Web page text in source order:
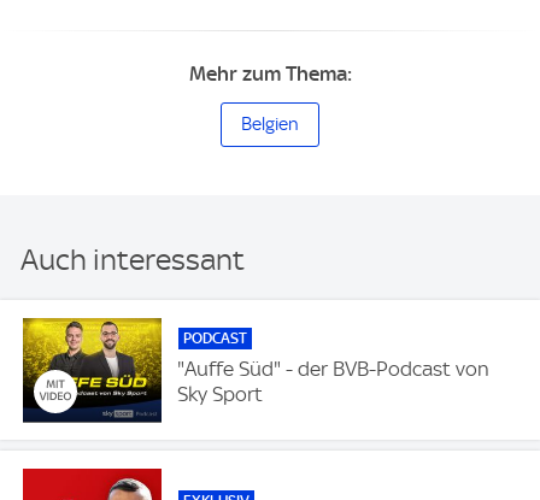
Mehr zum Thema:
Belgien
Auch interessant
PODCAST
"Auffe Süd" - der BVB-Podcast von
Sky Sport